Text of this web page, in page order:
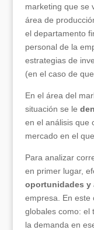
marketing que se
área de
el departamento
personal de la
estrategias de
(en el caso de
En el área del
situación se le
en el análisis que
mercado en el
Para analizar
en primer lugar,
oportunidades y
empresa. En este
globales como: el
la demanda en